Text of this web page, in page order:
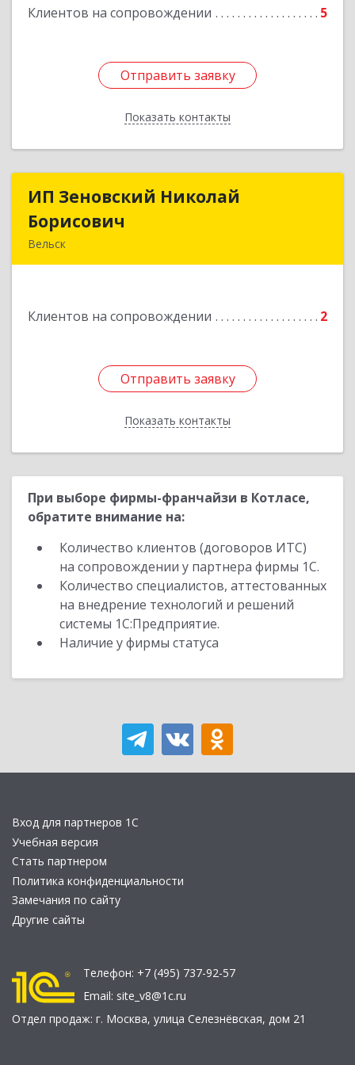
Клиентов на сопровождении 5
Отправить заявку
Показать контакты
Отправить заявку
Назад
ИП Зеновский Николай
Борисович
Вельск
Клиентов на сопровождении 2
Отправить заявку
Показать контакты
ИП Зеновский Николай
Подробнее
Отправить заявку
Назад
При выборе фирмы-франчайзи в Котласе,
обратите внимание на:
Количество клиентов (договоров ИТС)
на сопровождении у партнера фирмы 1С.
Количество специалистов, аттестованных
на внедрение технологий и решений
системы 1С:Предприятие.
Наличие у фирмы статуса
Вход для партнеров 1С
Учебная версия
Стать партнером
Политика конфиденциальности
Замечания по сайту
Другие сайты
Телефон: +7 (495) 737-92-57
Email: site_v8@1c.ru
Отдел продаж: г. Москва, улица Селезнёвская, дом 21